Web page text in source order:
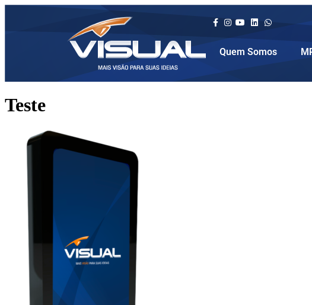
Quem Somos
Teste